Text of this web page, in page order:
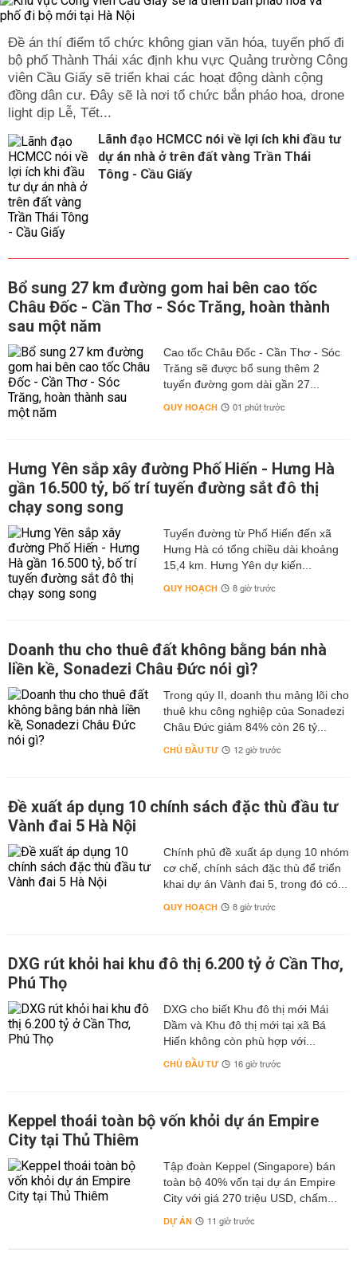
Đề án thí điểm tổ chức không gian văn hóa, tuyến phố đi
bộ phố Thành Thái xác định khu vực Quảng trường Công
viên Cầu Giấy sẽ triển khai các hoạt động dành cộng
đồng dân cư. Đây sẽ là nơi tổ chức bắn pháo hoa, drone
light dịp Lễ, Tết...
Lãnh đạo HCMCC nói về lợi ích khi đầu tư
dự án nhà ở trên đất vàng Trần Thái
Tông - Cầu Giấy
Bổ sung 27 km đường gom hai bên cao tốc
Châu Đốc - Cần Thơ - Sóc Trăng, hoàn thành
sau một năm
Cao tốc Châu Đốc - Cần Thơ - Sóc
Trăng sẽ được bổ sung thêm 2
tuyến đường gom dài gần 27...
QUY HOẠCH 01 phút trước
Hưng Yên sắp xây đường Phố Hiến - Hưng Hà
gần 16.500 tỷ, bố trí tuyến đường sắt đô thị
chạy song song
Tuyến đường từ Phố Hiến đến xã
Hưng Hà có tổng chiều dài khoảng
15,4 km. Hưng Yên dự kiến...
QUY HOẠCH 8 giờ trước
Doanh thu cho thuê đất không bằng bán nhà
liền kề, Sonadezi Châu Đức nói gì?
Trong qúy II, doanh thu mảng lõi cho
thuê khu công nghiệp của Sonadezi
Châu Đức giảm 84% còn 26 tỷ...
CHỦ ĐẦU TƯ 12 giờ trước
Đề xuất áp dụng 10 chính sách đặc thù đầu tư
Vành đai 5 Hà Nội
Chính phủ đề xuất áp dụng 10 nhóm
cơ chế, chính sách đặc thù để triển
khai dự án Vành đai 5, trong đó có...
QUY HOẠCH 8 giờ trước
DXG rút khỏi hai khu đô thị 6.200 tỷ ở Cần Thơ,
Phú Thọ
DXG cho biết Khu đô thị mới Mái
Dầm và Khu đô thị mới tại xã Bá
Hiến không còn phù hợp với...
CHỦ ĐẦU TƯ 16 giờ trước
Keppel thoái toàn bộ vốn khỏi dự án Empire
City tại Thủ Thiêm
Tập đoàn Keppel (Singapore) bán
toàn bộ 40% vốn tại dự án Empire
City với giá 270 triệu USD, chấm...
DỰ ÁN 11 giờ trước